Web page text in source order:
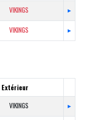
VIKINGS ▸
VIKINGS ▸
Extérieur
VIKINGS ▸